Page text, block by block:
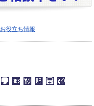
お役立ち情報